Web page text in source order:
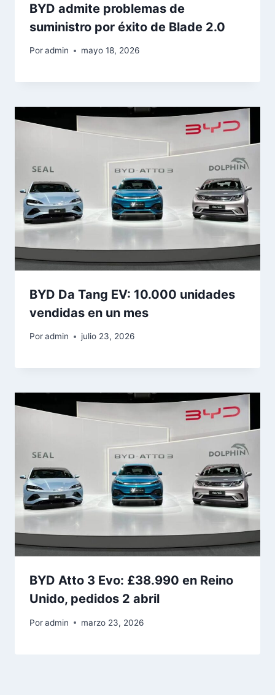
BYD admite problemas de
suministro por éxito de Blade 2.0
Poradmin mayo 18, 2026
BYD Da Tang EV: 10.000 unidades
vendidas en un mes
Poradmin julio 23, 2026
BYD Atto 3 Evo: £38.990 en Reino
Unido, pedidos 2 abril
Poradmin marzo 23, 2026